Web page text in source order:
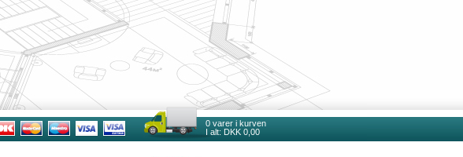
0 varer i kurven
I alt: DKK 0,00